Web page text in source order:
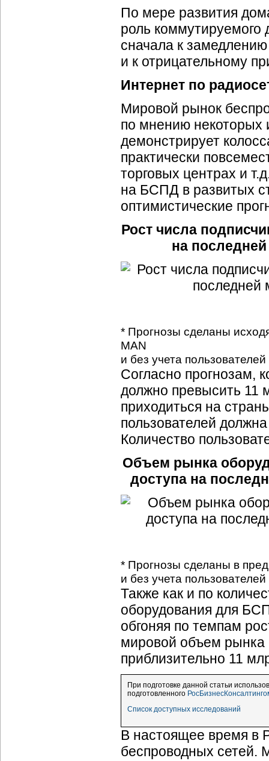
По мере развития
роль коммутируемого
сначала к
и к отрицательному
Интернет по
Мировой рынок
по мнению некоторых
демонстрирует
практически
торговых центрах и
на БСПД в развитых
оптимистические
Рост числа
на
* Прогнозы сделаны
MAN
и без учета пользователей
Согласно прогнозам,
должно превысить 11
приходиться на
пользователей
Количество
Объем рынка
доступа на
* Прогнозы сделаны в
и без учета пользователей
Также как и по
оборудования для
обгоняя по темпам
мировой объем рынка
приблизительно 11
При подготовке данной статьи
подготовленного
Список доступных исследований
В настоящее время в
беспроводных сетей.